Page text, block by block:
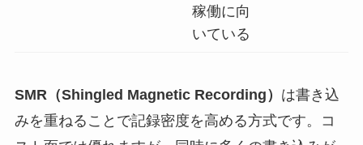
稼働に向
いている
SMR（Shingled Magnetic Recording） は書き込
みを重ねることで記録密度を高める方式です。コ